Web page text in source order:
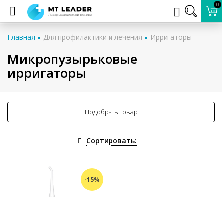
0
Главная Для профилактики и лечения Ирригаторы
Микропузырьковые
ирригаторы
Подобрать товар
Сортировать:
-15%